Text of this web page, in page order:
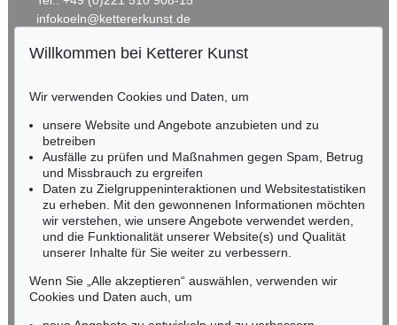
infokoeln@kettererkunst.de
RHEINLAND-PFALZ
Miriam Heß
Tel.: +49 (0)62 21 58 80-038
Fax: +49 (0)62 21 58 80-595
infoheidelberg@kettererkunst.de
NORDDEUTSCHLAND
Nico Kassel, M.A.
Tel.: +49 (0)89 55244-164
Mobil: +49 (0)171 8618661
n.kassel@kettererkunst.de
Willkommen bei Ketterer Kunst
Wir verwenden Cookies und Daten, um
unsere Website und Angebote anzubieten und zu
betreiben
Ausfälle zu prüfen und Maßnahmen gegen Spam, Betrug
und Missbrauch zu ergreifen
Daten zu Zielgruppeninteraktionen und Websitestatistiken
zu erheben. Mit den gewonnenen Informationen möchten
wir verstehen, wie unsere Angebote verwendet werden,
und die Funktionalität unserer Website(s) und Qualität
unserer Inhalte für Sie weiter zu verbessern.
Wenn Sie „Alle akzeptieren“ auswählen, verwenden wir
Cookies und Daten auch, um